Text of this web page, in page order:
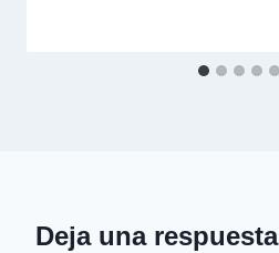
Deja una respuesta